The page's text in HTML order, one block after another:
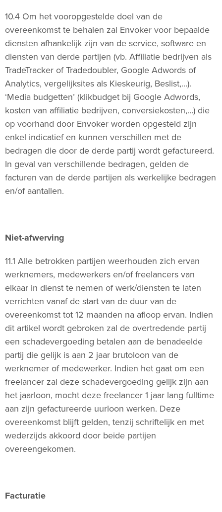
10.4 Om het vooropgestelde doel van de
overeenkomst te behalen zal Envoker voor bepaalde
diensten afhankelijk zijn van de service, software en
diensten van derde partijen (vb. Affiliatie bedrijven als
TradeTracker of Tradedoubler, Google Adwords of
Analytics, vergelijksites als Kieskeurig, Beslist,…).
‘Media budgetten’ (klikbudget bij Google Adwords,
kosten van affiliatie bedrijven, conversiekosten,…) die
op voorhand door Envoker worden opgesteld zijn
enkel indicatief en kunnen verschillen met de
bedragen die door de derde partij wordt gefactureerd.
In geval van verschillende bedragen, gelden de
facturen van de derde partijen als werkelijke bedragen
en/of aantallen.
Niet-afwerving
11.1 Alle betrokken partijen weerhouden zich ervan
werknemers, medewerkers en/of freelancers van
elkaar in dienst te nemen of werk/diensten te laten
verrichten vanaf de start van de duur van de
overeenkomst tot 12 maanden na afloop ervan. Indien
dit artikel wordt gebroken zal de overtredende partij
een schadevergoeding betalen aan de benadeelde
partij die gelijk is aan 2 jaar brutoloon van de
werknemer of medewerker. Indien het gaat om een
freelancer zal deze schadevergoeding gelijk zijn aan
het jaarloon, mocht deze freelancer 1 jaar lang fulltime
aan zijn gefactureerde uurloon werken. Deze
overeenkomst blijft gelden, tenzij schriftelijk en met
wederzijds akkoord door beide partijen
overeengekomen.
Facturatie